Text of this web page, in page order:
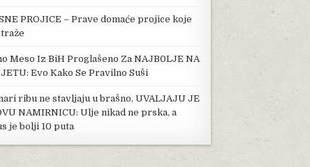
PROJICE – Prave domaće projice koje
Meso Iz BiH Proglašeno Za NAJB0LJE NA
Evo Kako Se Pravilno Suši
ribu ne stavljaju u brašno, UVALJAJU JE
NAMIRNICU: Ulje nikad ne prska, a
je bolji 10 puta